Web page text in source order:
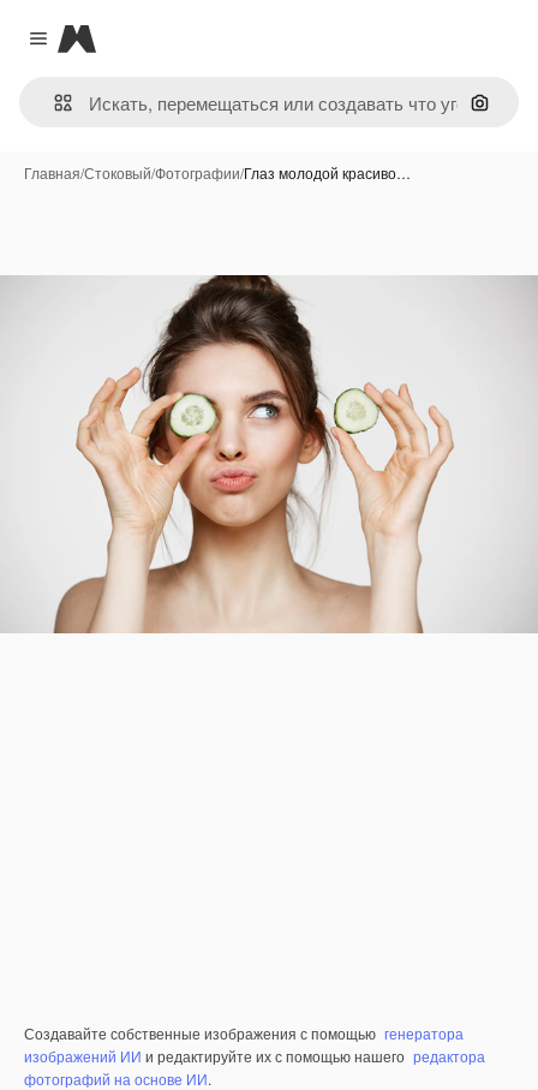
Close menu
Magnific
Поиск
Главная/Стоковый/Фотографии/Глаз молодой красиво…
Создавайте собственные изображения с помощью генератора
изображений ИИ и редактируйте их с помощью нашего редактора
фотографий на основе ИИ.